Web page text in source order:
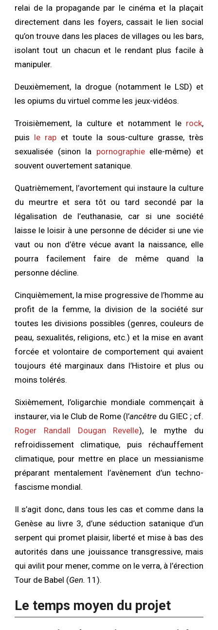
relai de la propagande par le cinéma et la plaçait
directement dans les foyers, cassait le lien social
qu’on trouve dans les places de villages ou les bars,
isolant tout un chacun et le rendant plus facile à
manipuler.
Deuxièmement, la drogue (notamment le LSD) et
les opiums du virtuel comme les jeux-vidéos.
Troisièmement, la culture et notamment le rock,
puis le rap et toute la sous-culture grasse, très
sexualisée (sinon la pornographieelle-même) et
souvent ouvertement satanique.
Quatrièmement, l’avortement qui instaure la culture
du meurtre et sera tôt ou tard secondé par la
légalisation de l’euthanasie, car si une société
laisse le loisir à une personne de décider si une vie
vaut ou non d’être vécue avant la naissance, elle
pourra facilement faire de même quand la
personne décline.
Cinquièmement, la mise progressive de l’homme au
profit de la femme, la division de la société sur
toutes les divisions possibles (genres, couleurs de
peau, sexualités, religions, etc.) et la mise en avant
forcée et volontaire de comportement qui avaient
toujours été marginaux dans l’Histoire et plus ou
moins tolérés.
Sixièmement, l’oligarchie mondiale commençait à
instaurer, via le Club de Rome (l’ancêtre du GIEC ; cf.
Roger Randall Dougan Revelle), le mythe du
refroidissement climatique, puis réchauffement
climatique, pour mettre en place un messianisme
préparant mentalement l’avènement d’un techno-
fascisme mondial.
Il s’agit donc, dans tous les cas et comme dans la
Genèse au livre 3, d’une séduction satanique d’un
serpent qui promet plaisir, liberté et mise à bas des
autorités dans une jouissance transgressive, mais
qui avilit pour mener, comme on le verra, à l’érection
Tour de Babel (Gen. 11).
Le temps moyen du projet